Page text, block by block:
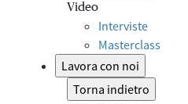
Video
Interviste
Masterclass
Lavora con noi
Torna indietro